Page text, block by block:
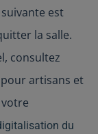
est
la salle.
consultez
pour artisans et
votre
du